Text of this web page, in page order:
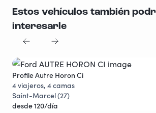
Estos vehículos también
interesarle
Descuentos
Profile Autre Horon Ci
4 viajeros, 4 camas
Saint-Marcel (27)
desde 120/día